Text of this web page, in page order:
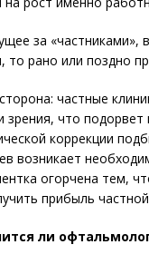
за «частниками»,
то рано или поздно
частные
что подорвет
коррекции
возникает
огорчена тем,
прибыль
ли